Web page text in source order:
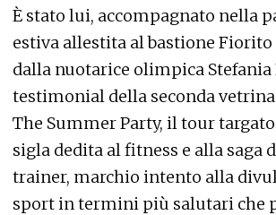
È stato lui, accompagnato nella
estiva allestita al bastione Fiorito
dalla nuotarice olimpica
testimonial della seconda
The Summer Party, il tour
sigla dedita al fitness e alla saga
trainer, marchio intento alla
sport in termini più salutari che